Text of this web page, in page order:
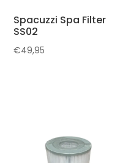
Spacuzzi Spa Filter
SS02
€49,95